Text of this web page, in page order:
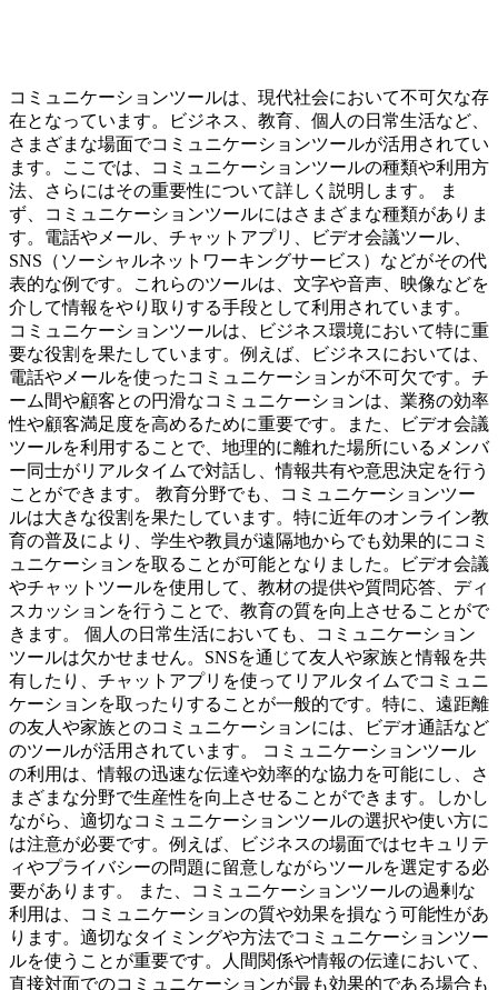
コミュニケーションツールは、現代社会において不可欠な存
在となっています。ビジネス、教育、個人の日常生活など、
さまざまな場面でコミュニケーションツールが活用されてい
ます。ここでは、コミュニケーションツールの種類や利用方
法、さらにはその重要性について詳しく説明します。 ま
ず、コミュニケーションツールにはさまざまな種類がありま
す。電話やメール、チャットアプリ、ビデオ会議ツール、
SNS（ソーシャルネットワーキングサービス）などがその代
表的な例です。これらのツールは、文字や音声、映像などを
介して情報をやり取りする手段として利用されています。
コミュニケーションツールは、ビジネス環境において特に重
要な役割を果たしています。例えば、ビジネスにおいては、
電話やメールを使ったコミュニケーションが不可欠です。チ
ーム間や顧客との円滑なコミュニケーションは、業務の効率
性や顧客満足度を高めるために重要です。また、ビデオ会議
ツールを利用することで、地理的に離れた場所にいるメンバ
ー同士がリアルタイムで対話し、情報共有や意思決定を行う
ことができます。 教育分野でも、コミュニケーションツー
ルは大きな役割を果たしています。特に近年のオンライン教
育の普及により、学生や教員が遠隔地からでも効果的にコミ
ュニケーションを取ることが可能となりました。ビデオ会議
やチャットツールを使用して、教材の提供や質問応答、ディ
スカッションを行うことで、教育の質を向上させることがで
きます。 個人の日常生活においても、コミュニケーション
ツールは欠かせません。SNSを通じて友人や家族と情報を共
有したり、チャットアプリを使ってリアルタイムでコミュニ
ケーションを取ったりすることが一般的です。特に、遠距離
の友人や家族とのコミュニケーションには、ビデオ通話など
のツールが活用されています。 コミュニケーションツール
の利用は、情報の迅速な伝達や効率的な協力を可能にし、さ
まざまな分野で生産性を向上させることができます。しかし
ながら、適切なコミュニケーションツールの選択や使い方に
は注意が必要です。例えば、ビジネスの場面ではセキュリテ
ィやプライバシーの問題に留意しながらツールを選定する必
要があります。 また、コミュニケーションツールの過剰な
利用は、コミュニケーションの質や効果を損なう可能性があ
ります。適切なタイミングや方法でコミュニケーションツー
ルを使うことが重要です。人間関係や情報の伝達において、
直接対面でのコミュニケーションが最も効果的である場合も